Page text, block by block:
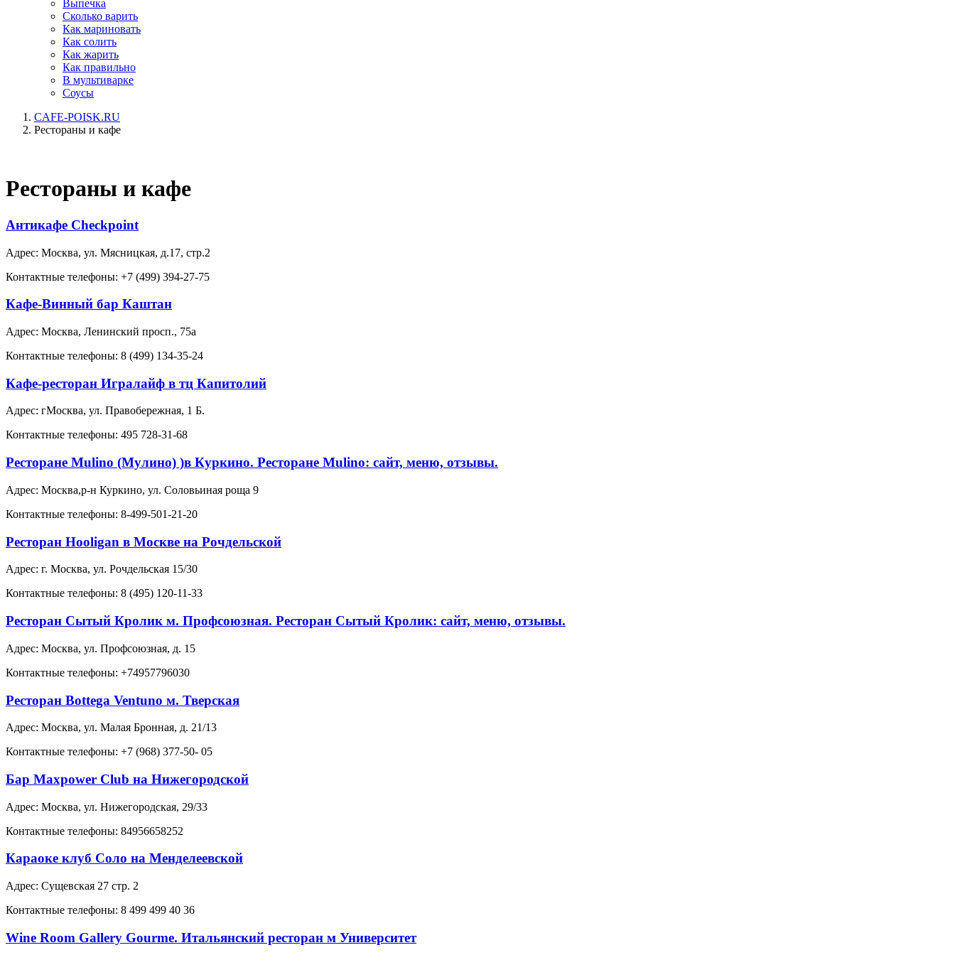
Выпечка
Сколько варить
Как мариновать
Как солить
Как жарить
Как правильно
В мультиварке
Соусы
CAFE-POISK.RU
Рестораны и кафе
Рестораны и кафе
Антикафе Checkpoint
Адрес: Москва, ул. Мясницкая, д.17, стр.2
Контактные телефоны: +7 (499) 394-27-75
Кафе-Винный бар Каштан
Адрес: Москва, Ленинский просп., 75а
Контактные телефоны: 8 (499) 134-35-24
Кафе-ресторан Игралайф в тц Капитолий
Адрес: гМосква, ул. Правобережная, 1 Б.
Контактные телефоны: 495 728-31-68
Ресторане Mulino (Мулино) )в Куркино. Ресторане Mulino: сайт, меню, отзывы.
Адрес: Москва,р-н Куркино, ул. Соловьиная роща 9
Контактные телефоны: 8-499-501-21-20
Ресторан Hooligan в Москве на Рочдельской
Адрес: г. Москва, ул. Рочдельская 15/30
Контактные телефоны: 8 (495) 120-11-33
Ресторан Сытый Кролик м. Профсоюзная. Ресторан Сытый Кролик: сайт, меню, отзывы.
Адрес: Москва, ул. Профсоюзная, д. 15
Контактные телефоны: +74957796030
Ресторан Bottega Ventuno м. Тверская
Адрес: Москва, ул. Малая Бронная, д. 21/13
Контактные телефоны: +7 (968) 377-50- 05
Бар Maxpower Club на Нижегородской
Адрес: Москва, ул. Нижегородская, 29/33
Контактные телефоны: 84956658252
Караоке клуб Соло на Менделеевской
Адрес: Сущевская 27 стр. 2
Контактные телефоны: 8 499 499 40 36
Wine Room Gallery Gourme. Итальянский ресторан м Университет